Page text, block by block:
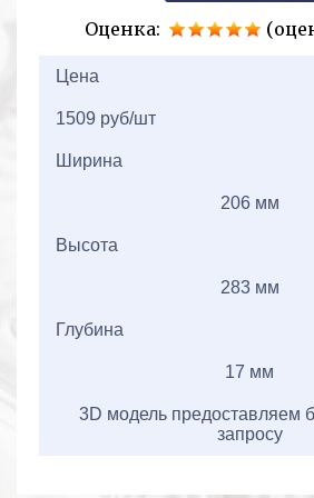
Оценка:
Цена
1509 руб/шт
Ширина
206 мм
Высота
283 мм
Глубина
17 мм
3D модель предоставляем
запросу